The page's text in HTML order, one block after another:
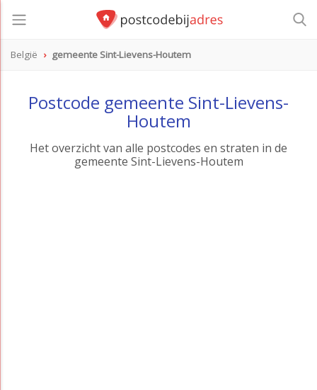
België gemeente Sint-Lievens-Houtem
Postcode gemeente Sint-Lievens-
Houtem
Het overzicht van alle postcodes en straten in de
gemeente Sint-Lievens-Houtem